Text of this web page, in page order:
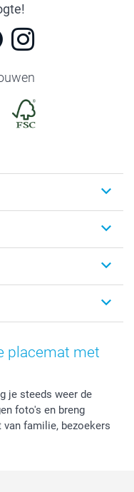
placemat met
je steeds weer de
foto's en breng
familie, bezoekers